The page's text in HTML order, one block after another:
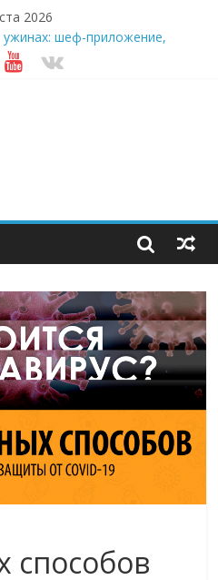
2026
ужинах: шеф-приложение,
насквозь
на полётах дронов и
почему кокосовая вода с
главным трендом
способов